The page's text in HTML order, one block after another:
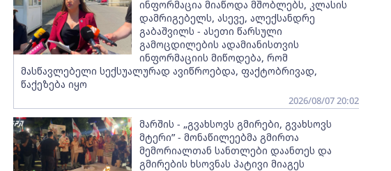
ინფორმაცია მიაწოდა მშობლებს, კლასის
დამრიგებელს, ასევე, ალექსანდრე
გაბაშვილს - ასეთი წარსული
გამოცდილების ადამიანისთვის
ინფორმაციის მიწოდება, რომ
მასწავლებელი სექსუალურად ავიწროებდა, ფაქტობრივად,
წაქეზება იყო
2026/08/07 20:02
მარშის - „გვახსოვს გმირები, გვახსოვს
მტერი” - მონაწილეებმა გმირთა
მემორიალთან სანთლები დაანთეს და
გმირების ხსოვნას პატივი მიაგეს